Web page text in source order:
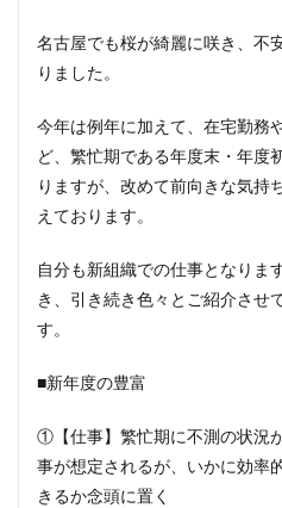
名古屋でも桜が綺麗に咲き、不
りました。
今年は例年に加えて、在宅勤務
ど、繁忙期である年度末・年度
りますが、改めて前向きな気持
えております。
自分も新組織での仕事となりま
き、引き続き色々とご紹介させ
す。
■新年度の豊富
①【仕事】繁忙期に不測の状況
事が想定されるが、いかに効率
きるか念頭に置く